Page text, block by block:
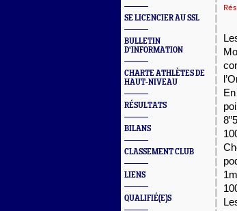
SE LICENCIER AU SSL
BULLETIN
D'INFORMATION
CHARTE ATHLÈTES DE
HAUT-NIVEAU
RÉSULTATS
BILANS
CLASSEMENT CLUB
LIENS
QUALIFIÉ(E)S